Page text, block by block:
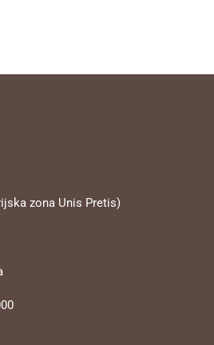
zona Unis Pretis)